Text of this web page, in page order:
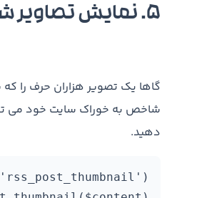
۵. نمایش تصاویر شاخص در خوراک RSS وردپرس
گاها یک تصویر هزاران حرف را
شاخص به خوراک سایت خود می
دهید.